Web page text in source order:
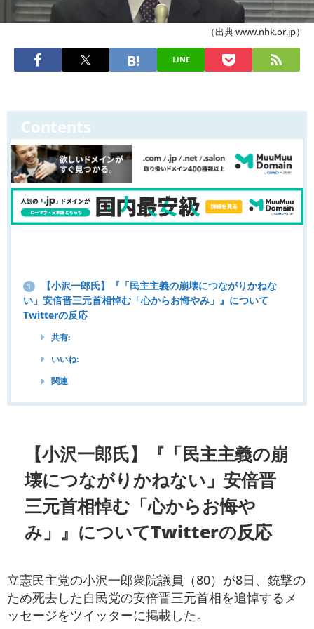
（出典 www.nhk.or.jp）
LINE
Contents
1
【小沢一郎氏】『「民主主義の崩壊につながりかねな
い」安倍晋三元首相悼む「心からお悔やみ」』について
Twitterの反応
共有:
いいね:
関連
【小沢一郎氏】『「民主主義の崩
壊につながりかねない」安倍晋
三元首相悼む「心からお悔や
み」』についてTwitterの反応
立憲民主党の小沢一郎衆院議員（80）が8日、銃撃の
ため死去した自民党の安倍晋三元首相を追悼するメ
ッセージをツイッターに掲載した。